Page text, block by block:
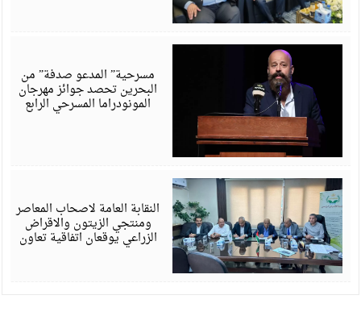
مسرحية” المدعو صدفة” من
البحرين تحصد جوائز مهرجان
المونودراما المسرحي الرابع
النقابة العامة لاصحاب المعاصر
ومنتجي الزيتون والاقراض
الزراعي يوقعان اتفاقية تعاون